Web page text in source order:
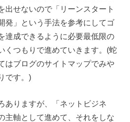
出せないので「リーンスタート
発」という手法を参考にしてゴ
達成できるように必要最低限の
くつもりで進めていきます。(蛇
はブログのサイトマップでみや
です。)
ありますが、「ネットビジネ
主軸として進めて、それをしな